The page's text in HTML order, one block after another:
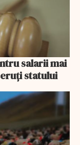
salarii mai
statului